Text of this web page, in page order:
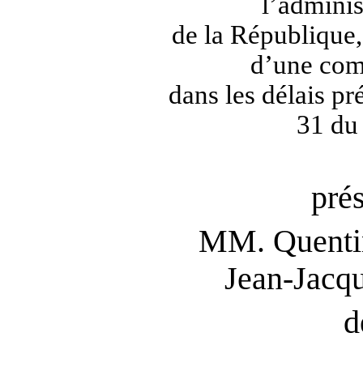
de la
d’une
dans les délais
31
MM.
Jean‑